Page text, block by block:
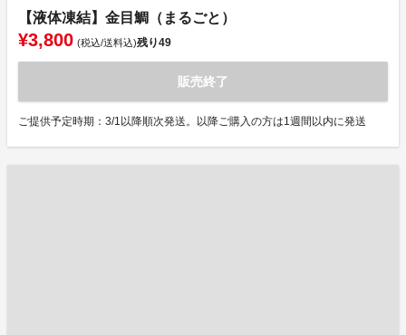
【液体凍結】金目鯛（まるごと）
¥3,800 (税込/送料込)残り49
販売終了
ご提供予定時期：3/1以降順次発送。以降ご購入の方は1週間以内に発送